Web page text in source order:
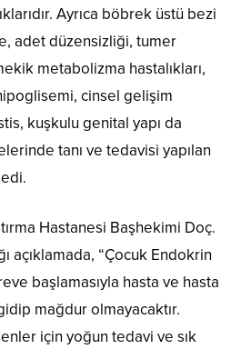
Ayrıca böbrek üstü bezi
adet düzensizliği, tumer
metabolizma hastalıkları,
cinsel gelişim
kuşkulu genital yapı da
tanı ve tedavisi yapılan
Hastanesi Başhekimi Doç.
açıklamada, “Çocuk Endokrin
başlamasıyla hasta ve hasta
mağdur olmayacaktır.
için yoğun tedavi ve sık